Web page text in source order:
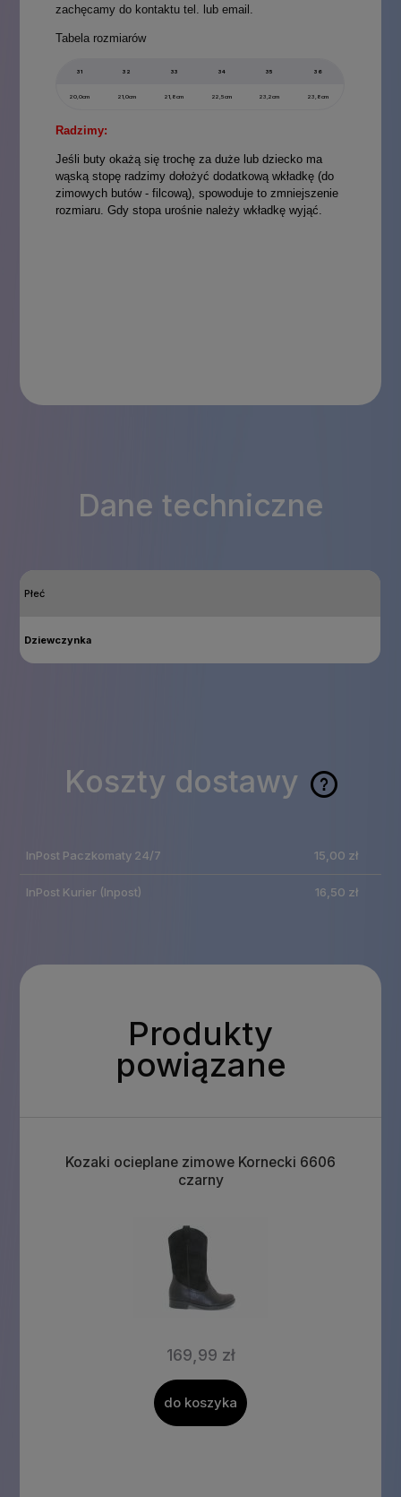
zachęcamy do kontaktu tel. lub email.
Tabela rozmiarów
31 32 33 34 35 36
20,0cm 21,0cm 21,8cm 22,5cm 23,2cm 23,8cm
Radzimy:
Jeśli buty okażą się trochę za duże lub dziecko ma
wąską stopę radzimy dołożyć dodatkową wkładkę (do
zimowych butów - filcową), spowoduje to zmniejszenie
rozmiaru. Gdy stopa urośnie należy wkładkę wyjąć.
Dane techniczne
Płeć
Dziewczynka
Koszty dostawy
Cena nie zawiera
płatności
InPost Paczkomaty 24/7 15,00 zł
InPost Kurier (Inpost) 16,50 zł
Produkty
powiązane
Kozaki ocieplane zimowe Kornecki 6606
czarny
169,99 zł
do koszyka